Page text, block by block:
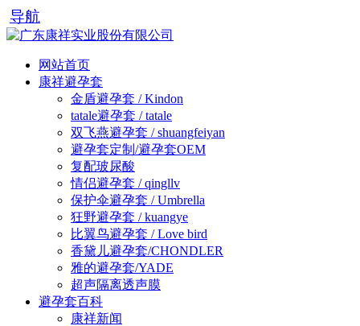
导航
网站首页
康祥避孕套
金盾避孕套 / Kindon
tatale避孕套 / tatale
双飞燕避孕套 / shuangfeiyan
避孕套定制/避孕套OEM
复配玻尿酸
情侣避孕套 / qingllv
保护伞避孕套 / Umbrella
狂野避孕套 / kuangye
比翼鸟避孕套 / Love bird
香黛儿避孕套/CHONDLER
雅的避孕套/YADE
超声隔离透声膜
避孕套百科
康祥新闻